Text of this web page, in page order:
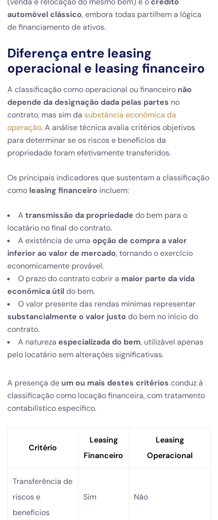
automóvel clássico, embora todas partilhem a lógica
de financiamento de ativos.
Diferença entre leasing
operacional e leasing financeiro
A classificação como operacional ou financeiro não
depende da designação dada pelas partes no
contrato, mas sim da substância económica da
operação. A análise técnica avalia critérios objetivos
para determinar se os riscos e benefícios da
propriedade foram efetivamente transferidos.
Os principais indicadores que sustentam a classificação
como leasing financeiro incluem:
A transmissão da propriedade do bem para o
locatário no final do contrato.
A existência de uma opção de compra a valor
inferior ao valor de mercado, tornando o exercício
economicamente provável.
O prazo do contrato cobrir a maior parte da vida
económica útildo bem.
O valor presente das rendas mínimas representar
substancialmente o valor justo do bem no início do
contrato.
A natureza especializada do bem, utilizável apenas
pelo locatário sem alterações significativas.
A presença de um ou mais destes critérios conduz à
classificação como locação financeira, com tratamento
contabilístico específico.
Critério
Leasing
Financeiro
Leasing
Operacional
Transferência de
riscos e
benefícios
Sim Não